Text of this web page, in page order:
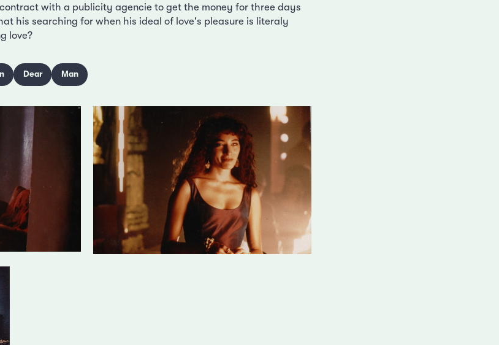
with a publicity agencie to get the money for three days
his searching for when his ideal of love's pleasure is literaly
love?
Dear Man